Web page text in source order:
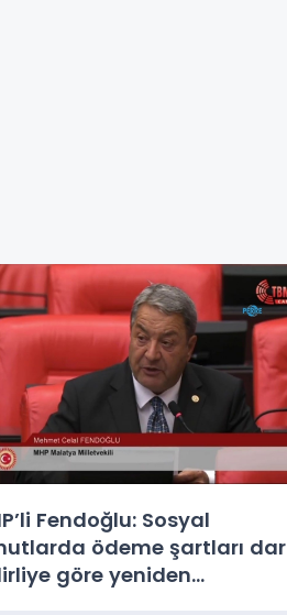
Fendoğlu: Sosyal
ödeme şartları dar
göre yeniden